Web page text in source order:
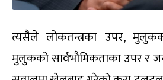
त्यसैले लोकतन्त्रका उपर, मुलुकको
मुलुकको सार्वभौमिकताका उपर र